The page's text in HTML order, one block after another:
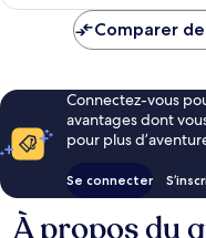
Comparer
Connectez-vous
avantages dont
pour plus
Se connecter
À propos du